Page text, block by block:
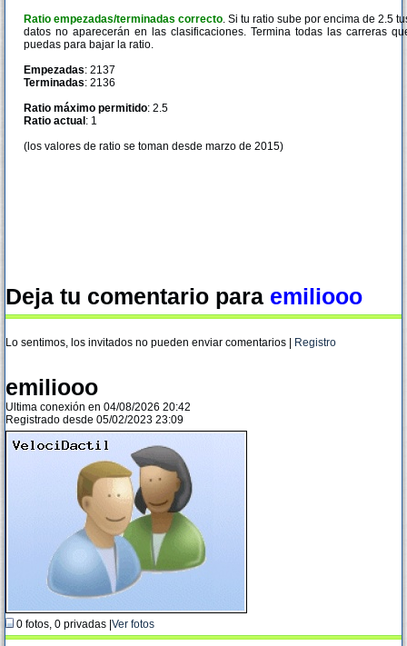
Ratio empezadas/terminadas correcto. Si tu ratio sube por encima de 2.5
datos no aparecerán en las clasificaciones. Termina todas las carreras
puedas para bajar la ratio.
Empezadas: 2137
Terminadas: 2136
Ratio máximo permitido: 2.5
Ratio actual : 1
(los valores de ratio se toman desde marzo de 2015)
Deja tu comentario para emiliooo
Lo sentimos, los invitados no pueden enviar comentarios | Registro
emiliooo
Ultima conexión en 04/08/2026 20:42
Registrado desde 05/02/2023 23:09
0 fotos, 0 privadas | Ver fotos